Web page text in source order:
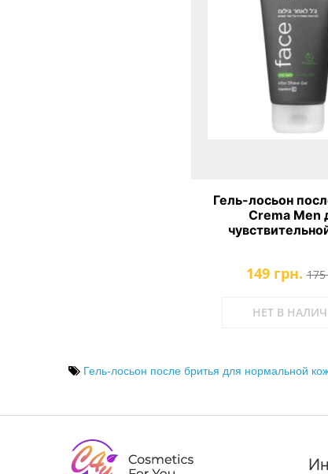
Гель-лосьон
Crema Men
149 грн. 175
НЕТ В
Гель-лосьон после бритья для нормальной